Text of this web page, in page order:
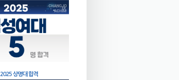
2025 상명대 합격